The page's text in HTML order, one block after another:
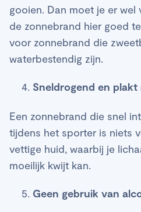
gooien. Dan moet je er wel
de zonnebrand hier goed
voor zonnebrand die
waterbestendig zijn.
Sneldrogend en plakt
Een zonnebrand die snel
tijdens het sporter is niets
vettige huid, waarbij je
moeilijk kwijt kan.
Geen gebruik van